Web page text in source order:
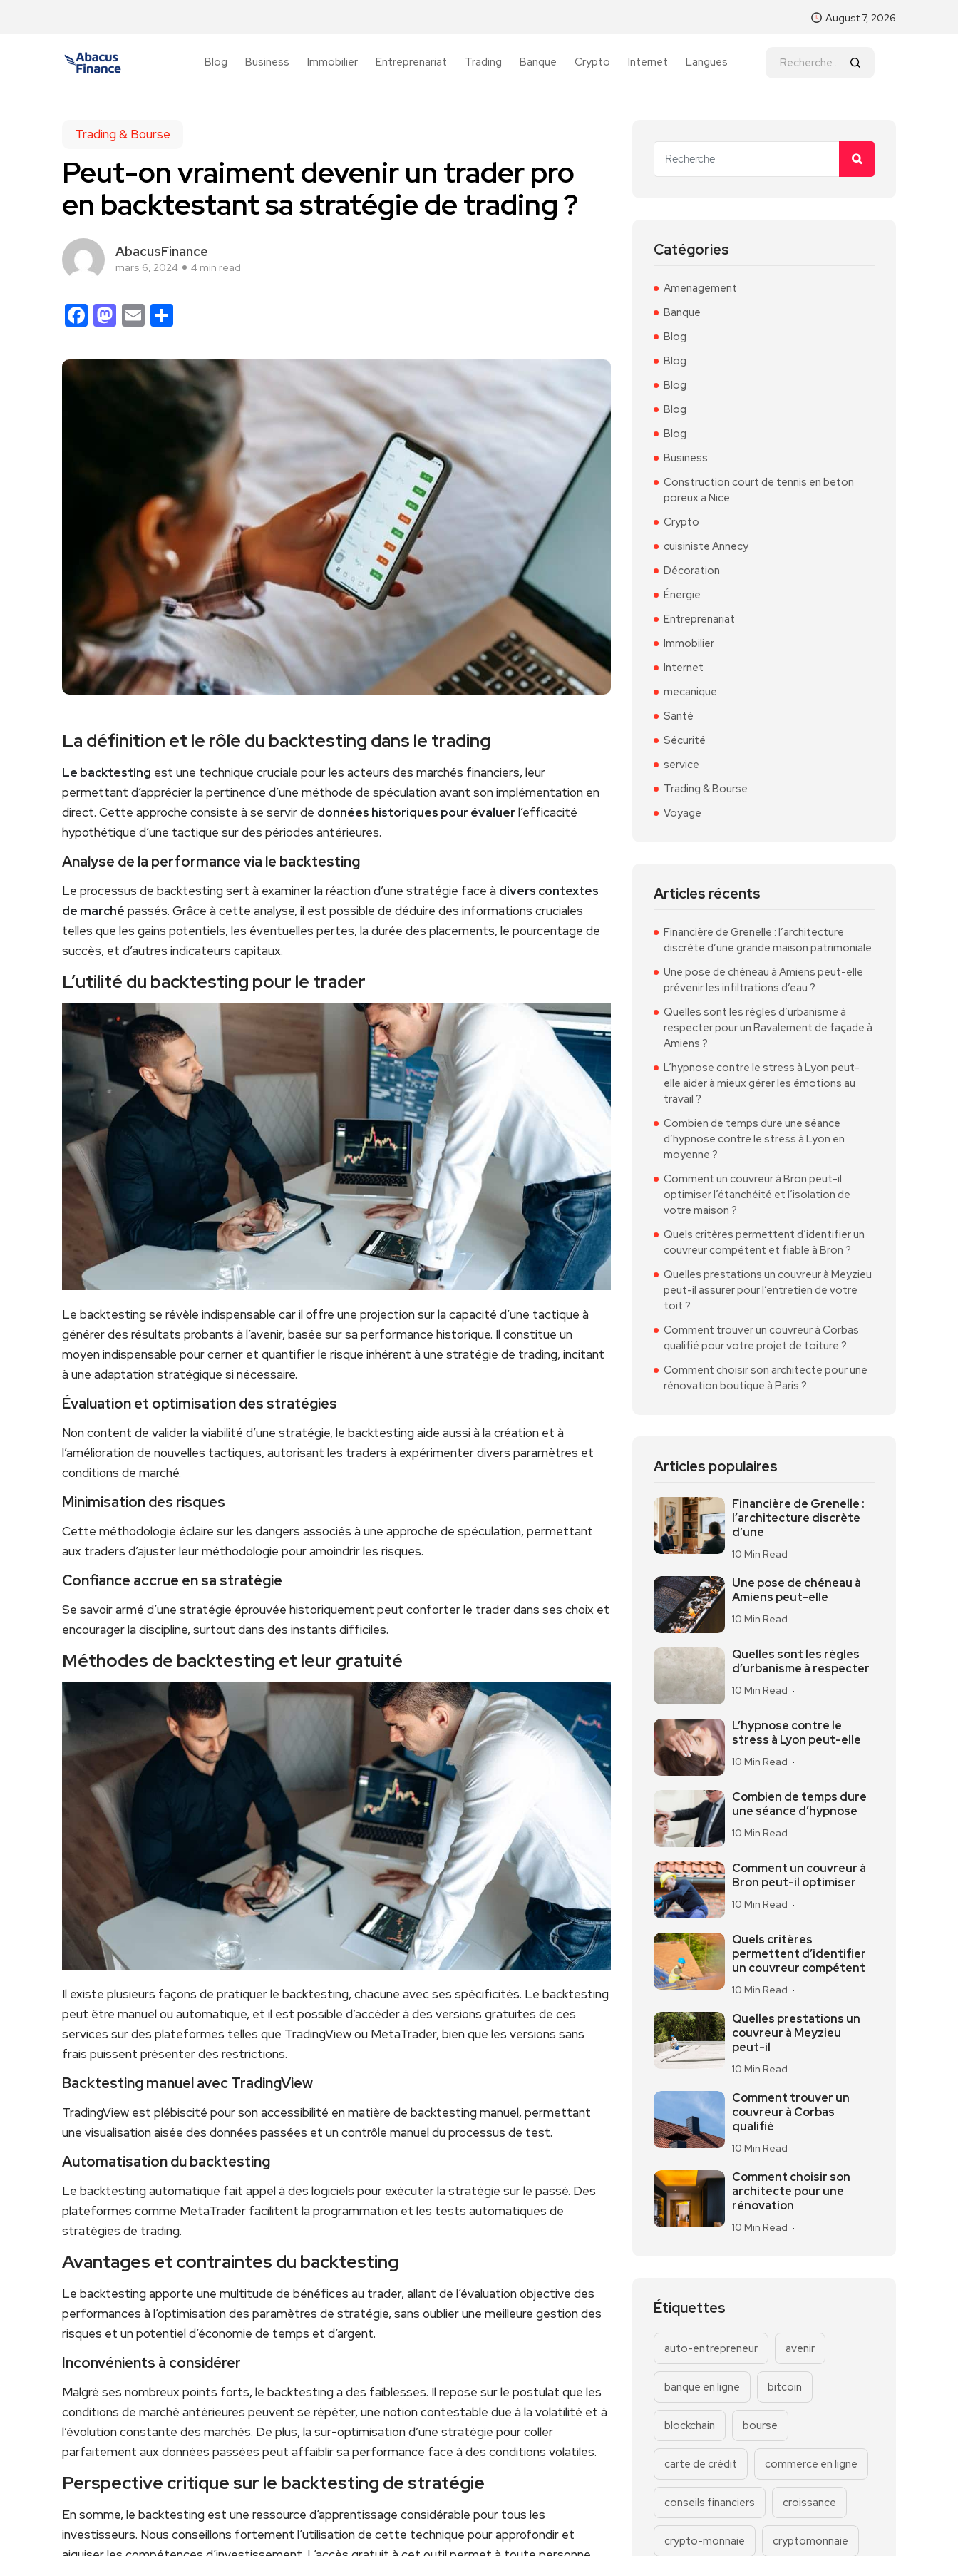
August 7, 2026
Blog Business Immobilier Entreprenariat Trading Banque Crypto Internet Langues
Trading & Bourse
Peut-on vraiment devenir un trader pro
en backtestant sa stratégie de trading ?
AbacusFinance
mars 6, 2024 4 min read
Facebook
Mastodon
Email
La définition et le rôle du backtesting dans le trading
Le backtesting est une technique cruciale pour les acteurs des marchés financiers, leur
permettant d’apprécier la pertinence d’une méthode de spéculation avant son implémentation en
direct. Cette approche consiste à se servir de données historiques pour évaluerl’efficacité
hypothétique d’une tactique sur des périodes antérieures.
Analyse de la performance via le backtesting
Le processus de backtesting sert à examiner la réaction d’une stratégie face à divers contextes
de marché passés. Grâce à cette analyse, il est possible de déduire des informations cruciales
telles que les gains potentiels, les éventuelles pertes, la durée des placements, le pourcentage de
succès, et d’autres indicateurs capitaux.
L’utilité du backtesting pour le trader
Le backtesting se révèle indispensable car il offre une projection sur la capacité d’une tactique à
générer des résultats probants à l’avenir, basée sur sa performance historique. Il constitue un
moyen indispensable pour cerner et quantifier le risque inhérent à une stratégie de trading, incitant
à une adaptation stratégique si nécessaire.
Évaluation et optimisation des stratégies
Non content de valider la viabilité d’une stratégie, le backtesting aide aussi à la création et à
l’amélioration de nouvelles tactiques, autorisant les traders à expérimenter divers paramètres et
conditions de marché.
Minimisation des risques
Cette méthodologie éclaire sur les dangers associés à une approche de spéculation, permettant
aux traders d’ajuster leur méthodologie pour amoindrir les risques.
Confiance accrue en sa stratégie
Se savoir armé d’une stratégie éprouvée historiquement peut conforter le trader dans ses choix et
encourager la discipline, surtout dans des instants difficiles.
Méthodes de backtesting et leur gratuité
Il existe plusieurs façons de pratiquer le backtesting, chacune avec ses spécificités. Le backtesting
peut être manuel ou automatique, et il est possible d’accéder à des versions gratuites de ces
services sur des plateformes telles que TradingView ou MetaTrader, bien que les versions sans
frais puissent présenter des restrictions.
Backtesting manuel avec TradingView
TradingView est plébiscité pour son accessibilité en matière de backtesting manuel, permettant
une visualisation aisée des données passées et un contrôle manuel du processus de test.
Automatisation du backtesting
Le backtesting automatique fait appel à des logiciels pour exécuter la stratégie sur le passé. Des
plateformes comme MetaTrader facilitent la programmation et les tests automatiques de
stratégies de trading.
Avantages et contraintes du backtesting
Le backtesting apporte une multitude de bénéfices au trader, allant de l’évaluation objective des
performances à l’optimisation des paramètres de stratégie, sans oublier une meilleure gestion des
risques et un potentiel d’économie de temps et d’argent.
Inconvénients à considérer
Malgré ses nombreux points forts, le backtesting a des faiblesses. Il repose sur le postulat que les
conditions de marché antérieures peuvent se répéter, une notion contestable due à la volatilité et à
l’évolution constante des marchés. De plus, la sur-optimisation d’une stratégie pour coller
parfaitement aux données passées peut affaiblir sa performance face à des conditions volatiles.
Perspective critique sur le backtesting de stratégie
En somme, le backtesting est une ressource d’apprentissage considérable pour tous les
investisseurs. Nous conseillons fortement l’utilisation de cette technique pour approfondir et
Catégories
Amenagement
Banque
Blog
Blog
Blog
Blog
Blog
Business
Construction court de tennis en beton
poreux a Nice
Crypto
cuisiniste Annecy
Décoration
Énergie
Entreprenariat
Immobilier
Internet
mecanique
Santé
Sécurité
service
Trading & Bourse
Voyage
Articles récents
Financière de Grenelle : l’architecture
discrète d’une grande maison patrimoniale
Une pose de chéneau à Amiens peut-elle
prévenir les infiltrations d’eau ?
Quelles sont les règles d’urbanisme à
respecter pour un Ravalement de façade à
Amiens ?
L’hypnose contre le stress à Lyon peut-
elle aider à mieux gérer les émotions au
travail ?
Combien de temps dure une séance
d’hypnose contre le stress à Lyon en
moyenne ?
Comment un couvreur à Bron peut-il
optimiser l’étanchéité et l’isolation de
votre maison ?
Quels critères permettent d’identifier un
couvreur compétent et fiable à Bron ?
Quelles prestations un couvreur à Meyzieu
peut-il assurer pour l’entretien de votre
toit ?
Comment trouver un couvreur à Corbas
qualifié pour votre projet de toiture ?
Comment choisir son architecte pour une
rénovation boutique à Paris ?
Articles populaires
Financière de Grenelle :
l’architecture discrète
d’une
10 Min Read
Une pose de chéneau à
Amiens peut-elle
10 Min Read
Quelles sont les règles
d’urbanisme à respecter
10 Min Read
L’hypnose contre le
stress à Lyon peut-elle
10 Min Read
Combien de temps dure
une séance d’hypnose
10 Min Read
Comment un couvreur à
Bron peut-il optimiser
10 Min Read
Quels critères
permettent d’identifier
un couvreur compétent
10 Min Read
Quelles prestations un
couvreur à Meyzieu
peut-il
10 Min Read
Comment trouver un
couvreur à Corbas
qualifié
10 Min Read
Comment choisir son
architecte pour une
rénovation
10 Min Read
Étiquettes
auto-entrepreneur avenir
banque en ligne bitcoin
blockchain bourse
carte de crédit commerce en ligne
conseils financiers croissance
crypto-monnaie cryptomonnaie